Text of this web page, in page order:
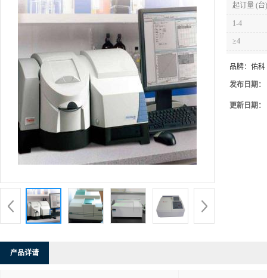
起订量 (台)
1-4
≥4
品牌： 佑科
发布日期：
更新日期：
产品详请